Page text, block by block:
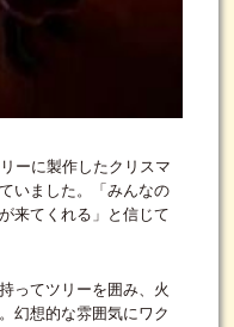
ーに製作したクリスマ
いました。「みんなの
来てくれる」と信じて
ってツリーを囲み、火
幻想的な雰囲気にワク